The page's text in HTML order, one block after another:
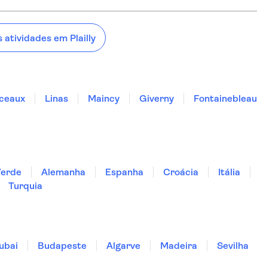
atividades em Plailly
Linas Maincy Giverny Fontainebleau
Alemanha Espanha Croácia Itália
Turquia
Budapeste Algarve Madeira Sevilha